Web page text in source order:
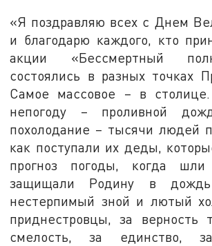
«Я поздравляю всех с Днем
и благодарю каждого, кто
акции «Бессмертный
состоялись в разных точках
Самое массовое – в
непогоду – проливной
похолодание – тысячи людей
как поступали их деды,
прогноз погоды, когда
защищали Родину в
нестерпимый зной и лютый
приднестровцы, за верность
смелость, за единство,